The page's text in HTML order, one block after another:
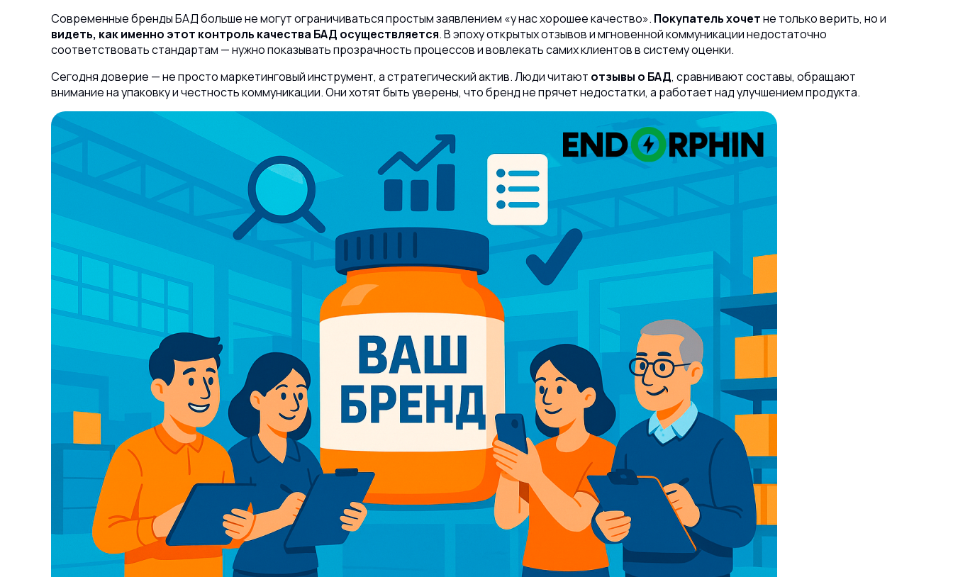
Современные бренды БАД больше не могут ограничиваться простым заявлением «у нас хорошее качество». Покупатель хочетне только верить, но и
видеть, как именно этот контроль качества БАД осуществляется. В эпоху открытых отзывов и мгновенной коммуникации недостаточно
соответствовать стандартам — нужно показывать прозрачность процессов и вовлекать самих клиентов в систему оценки.
Сегодня доверие — не просто маркетинговый инструмент, а стратегический актив. Люди читают отзывы о БАД, сравнивают составы, обращают
внимание на упаковку и честность коммуникации. Они хотят быть уверены, что бренд не прячет недостатки, а работает над улучшением продукта.